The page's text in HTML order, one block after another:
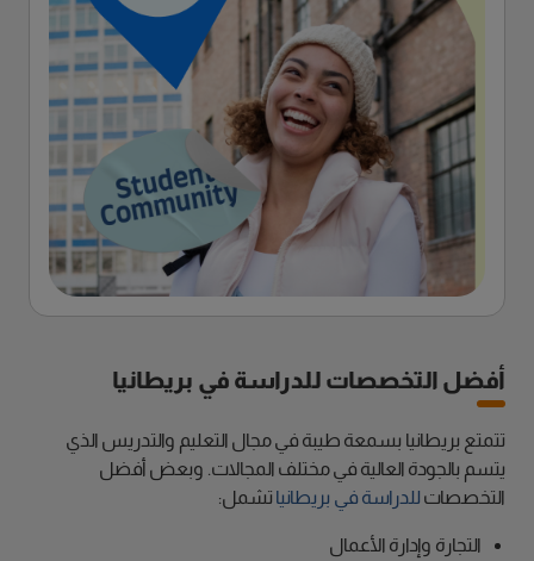
أفضل التخصصات للدراسة في بريطانيا
تتمتع بريطانيا بسمعة طيبة في مجال التعليم والتدريس الذي
يتسم بالجودة العالية في مختلف المجالات. وبعض أفضل
التخصصات للدراسة في بريطانيا تشمل:
التجارة وإدارة الأعمال